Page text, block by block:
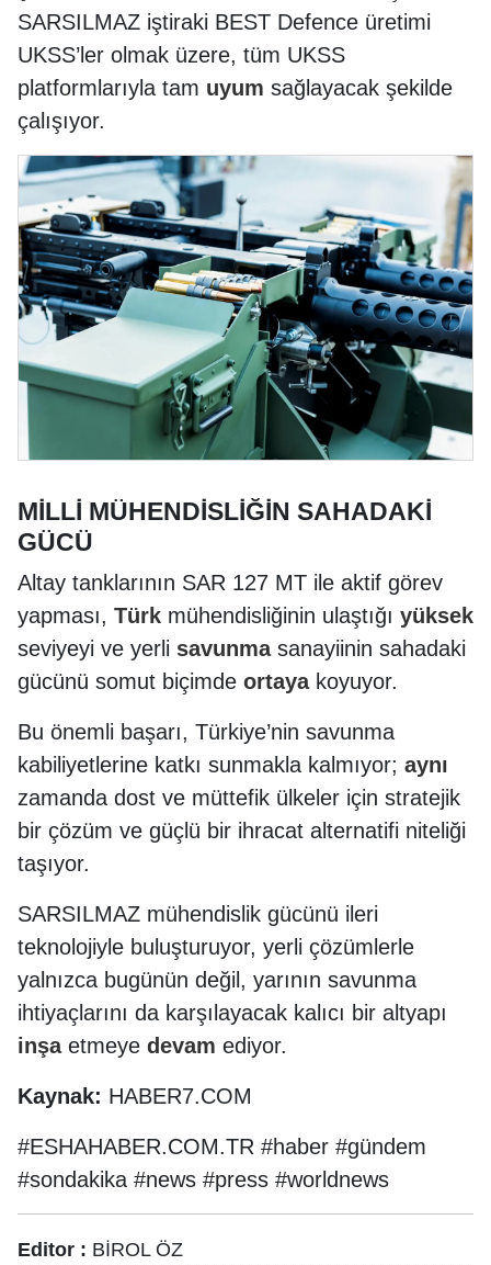
SARSILMAZ iştiraki BEST Defence üretimi
UKSS’ler olmak üzere, tüm UKSS
platformlarıyla tam uyum sağlayacak şekilde
çalışıyor.
MİLLİ MÜHENDİSLİĞİN SAHADAKİ
GÜCÜ
Altay tanklarının SAR 127 MT ile aktif görev
yapması, Türk mühendisliğinin ulaştığı yüksek
seviyeyi ve yerli savunmasanayiinin sahadaki
gücünü somut biçimde ortayakoyuyor.
Bu önemli başarı, Türkiye’nin savunma
kabiliyetlerine katkı sunmakla kalmıyor; aynı
zamanda dost ve müttefik ülkeler için stratejik
bir çözüm ve güçlü bir ihracat alternatifi niteliği
taşıyor.
SARSILMAZ mühendislik gücünü ileri
teknolojiyle buluşturuyor, yerli çözümlerle
yalnızca bugünün değil, yarının savunma
ihtiyaçlarını da karşılayacak kalıcı bir altyapı
inşaetmeye devam ediyor.
Kaynak: HABER7.COM
#ESHAHABER.COM.TR #haber #gündem
#sondakika #news #press #worldnews
Editor : BİROL ÖZ